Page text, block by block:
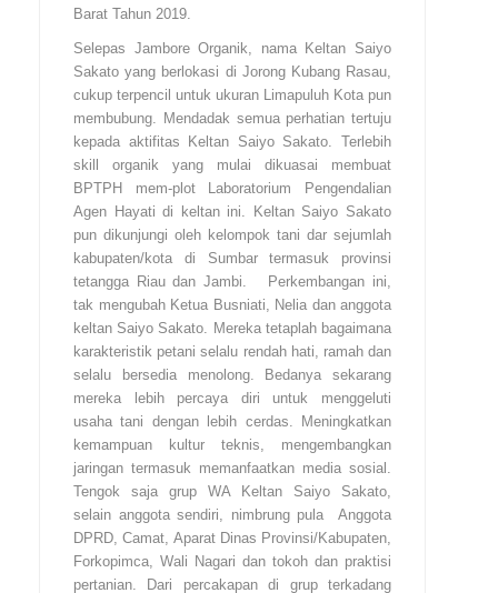
Barat Tahun 2019.
Selepas Jambore Organik, nama Keltan Saiyo
Sakato yang berlokasi di Jorong Kubang Rasau,
cukup terpencil untuk ukuran Limapuluh Kota pun
membubung. Mendadak semua perhatian tertuju
kepada aktifitas Keltan Saiyo Sakato. Terlebih
skill organik yang mulai dikuasai membuat
BPTPH mem-plot Laboratorium Pengendalian
Agen Hayati di keltan ini. Keltan Saiyo Sakato
pun dikunjungi oleh kelompok tani dar sejumlah
kabupaten/kota di Sumbar termasuk provinsi
tetangga Riau dan Jambi. Perkembangan ini,
tak mengubah Ketua Busniati, Nelia dan anggota
keltan Saiyo Sakato. Mereka tetaplah bagaimana
karakteristik petani selalu rendah hati, ramah dan
selalu bersedia menolong. Bedanya sekarang
mereka lebih percaya diri untuk menggeluti
usaha tani dengan lebih cerdas. Meningkatkan
kemampuan kultur teknis, mengembangkan
jaringan termasuk memanfaatkan media sosial.
Tengok saja grup WA Keltan Saiyo Sakato,
selain anggota sendiri, nimbrung pula Anggota
DPRD, Camat, Aparat Dinas Provinsi/Kabupaten,
Forkopimca, Wali Nagari dan tokoh dan praktisi
pertanian. Dari percakapan di grup terkadang